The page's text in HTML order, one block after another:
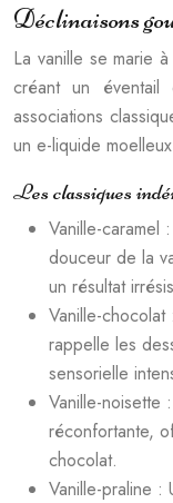
Déclinaisons
La vanille se marie
créant un éventail
associations
un e-liquide
Les classiques
Vanille-caramel
douceur de la
un résultat
Vanille-
rappelle les
sensorielle
Vanille-noisette
réconfortante,
chocolat.
Vanille-praline :